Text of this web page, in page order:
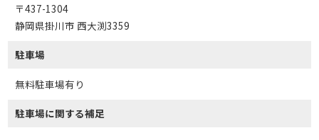
〒437-1304
静岡県掛川市 西大渕3359
駐車場
無料駐車場有り
駐車場に関する補足